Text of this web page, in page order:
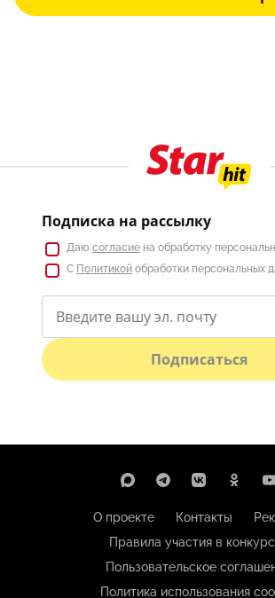
Подписка на рассылку
Даю согласие на обработку
С Политикой обработки персональных
Подписаться
О проекте Контакты
Правила участия в
Пользовательское
Политика использования